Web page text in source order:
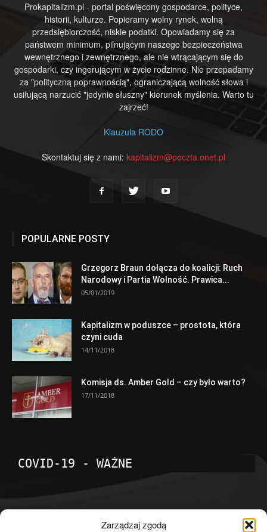
Zarządzaj zgodą
Prokapitalizm.pl - portal poświęcony gospodarce, polityce,
historii, kulturze. Popieramy wolny rynek, wolną
przedsiębiorczość, niskie podatki. Opowiadamy się za
państwem minimum, pilnującym naszego bezpieczeństwa
wewnętrznego i zewnętrznego, ale nie wtrącającym się do
gospodarki, czy ingerującym w życie rodzinne. Nie przepadamy
za "polityczną poprawnością", ograniczającą wolność słowa i
usiłującą narzucić "jedynie słuszny" kierunek myślenia. Warto tu
zajrzeć!
Klauzula RODO
Skontaktuj się z nami: kapitalizm@poczta.onet.pl
POPULARNE POSTY
Grzegorz Braun dołącza do koalicji: Ruch
Narodowy i Partia Wolność. Prawica...
05/01/2019
Kapitalizm w poduszce – prostota, która
czyni cuda
14/11/2018
Komisja ds. Amber Gold – czy było warto?
17/11/2018
COVID-19 - WAŻNE